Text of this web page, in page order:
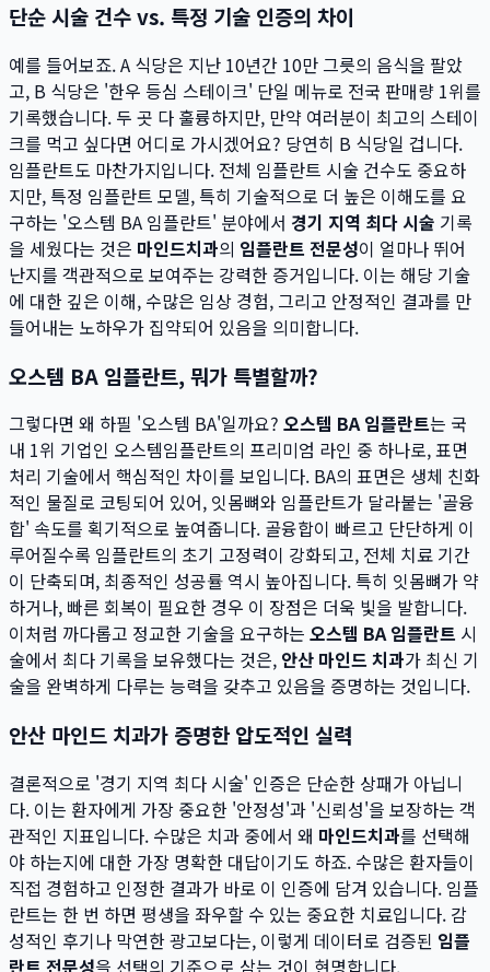
단순 시술 건수 vs. 특정 기술 인증의 차이
예를 들어보죠. A 식당은 지난 10년간 10만 그릇의 음식을 팔았
고, B 식당은 '한우 등심 스테이크' 단일 메뉴로 전국 판매량 1위를
기록했습니다. 두 곳 다 훌륭하지만, 만약 여러분이 최고의 스테이
크를 먹고 싶다면 어디로 가시겠어요? 당연히 B 식당일 겁니다.
임플란트도 마찬가지입니다. 전체 임플란트 시술 건수도 중요하
지만, 특정 임플란트 모델, 특히 기술적으로 더 높은 이해도를 요
구하는 '오스템 BA 임플란트' 분야에서 경기 지역 최다 시술 기록
을 세웠다는 것은 마인드치과의 임플란트 전문성이 얼마나 뛰어
난지를 객관적으로 보여주는 강력한 증거입니다. 이는 해당 기술
에 대한 깊은 이해, 수많은 임상 경험, 그리고 안정적인 결과를 만
들어내는 노하우가 집약되어 있음을 의미합니다.
오스템 BA 임플란트, 뭐가 특별할까?
그렇다면 왜 하필 '오스템 BA'일까요? 오스템 BA 임플란트는 국
내 1위 기업인 오스템임플란트의 프리미엄 라인 중 하나로, 표면
처리 기술에서 핵심적인 차이를 보입니다. BA의 표면은 생체 친화
적인 물질로 코팅되어 있어, 잇몸뼈와 임플란트가 달라붙는 '골융
합' 속도를 획기적으로 높여줍니다. 골융합이 빠르고 단단하게 이
루어질수록 임플란트의 초기 고정력이 강화되고, 전체 치료 기간
이 단축되며, 최종적인 성공률 역시 높아집니다. 특히 잇몸뼈가 약
하거나, 빠른 회복이 필요한 경우 이 장점은 더욱 빛을 발합니다.
이처럼 까다롭고 정교한 기술을 요구하는 오스템 BA 임플란트 시
술에서 최다 기록을 보유했다는 것은, 안산 마인드 치과가 최신 기
술을 완벽하게 다루는 능력을 갖추고 있음을 증명하는 것입니다.
안산 마인드 치과가 증명한 압도적인 실력
결론적으로 '경기 지역 최다 시술' 인증은 단순한 상패가 아닙니
다. 이는 환자에게 가장 중요한 '안정성'과 '신뢰성'을 보장하는 객
관적인 지표입니다. 수많은 치과 중에서 왜 마인드치과를 선택해
야 하는지에 대한 가장 명확한 대답이기도 하죠. 수많은 환자들이
직접 경험하고 인정한 결과가 바로 이 인증에 담겨 있습니다. 임플
란트는 한 번 하면 평생을 좌우할 수 있는 중요한 치료입니다. 감
성적인 후기나 막연한 광고보다는, 이렇게 데이터로 검증된 임플
란트 전문성을 선택의 기준으로 삼는 것이 현명합니다.